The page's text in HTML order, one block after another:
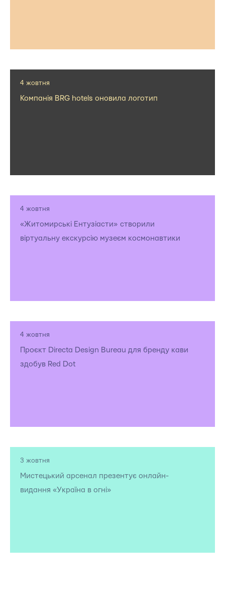
4 жовтня
Компанія BRG hotels оновила логотип
4 жовтня
«Житомирські Ентузіасти» створили
віртуальну екскурсію музеєм космонавтики
4 жовтня
Проєкт Directa Design Bureau для бренду кави
здобув Red Dot
3 жовтня
Мистецький арсенал презентує онлайн-
видання «Україна в огні»